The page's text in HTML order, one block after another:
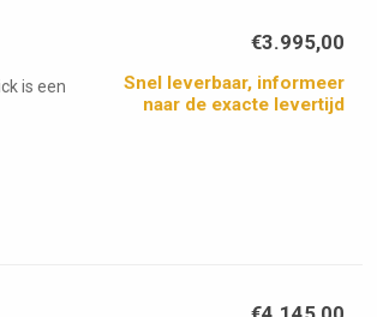
is een
€3.995,00
Snel leverbaar, informeer
naar de exacte levertijd